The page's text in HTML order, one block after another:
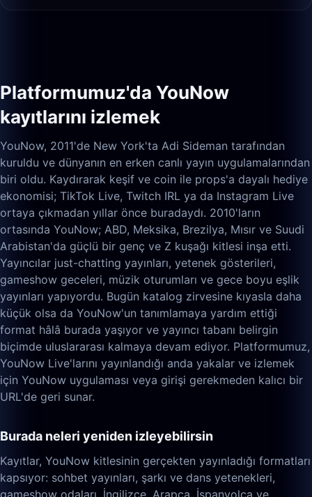
Platformumuz'da YouNow
kayıtlarını izlemek
YouNow, 2011'de New York'ta Adi Sideman tarafından
kuruldu ve dünyanın en erken canlı yayın uygulamalarından
biri oldu. Kaydırarak keşif ve coin ile props'a dayalı hediye
ekonomisi; TikTok Live, Twitch IRL ya da Instagram Live
ortaya çıkmadan yıllar önce buradaydı. 2010'ların
ortasında YouNow; ABD, Meksika, Brezilya, Mısır ve Suudi
Arabistan'da güçlü bir genç ve Z kuşağı kitlesi inşa etti.
Yayıncılar just-chatting yayınları, yetenek gösterileri,
gameshow geceleri, müzik oturumları ve gece boyu eşlik
yayınları yapıyordu. Bugün katalog zirvesine kıyasla daha
küçük olsa da YouNow'un tanımlamaya yardım ettiği
format hâlâ burada yaşıyor ve yayıncı tabanı belirgin
biçimde uluslararası kalmaya devam ediyor. Platformumuz,
YouNow Live'larını yayınlandığı anda yakalar ve izlemek
için YouNow uygulaması veya girişi gerekmeden kalıcı bir
URL'de geri sunar.
Burada neleri yeniden izleyebilirsin
Kayıtlar, YouNow kitlesinin gerçekten yayınladığı formatları
kapsıyor: sohbet yayınları, şarkı ve dans yetenekleri,
gameshow odaları, İngilizce, Arapça, İspanyolca ve